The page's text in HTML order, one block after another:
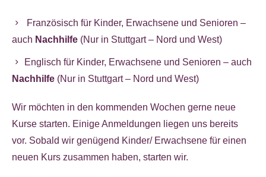
Französisch für Kinder, Erwachsene und Senioren –
auch Nachhilfe (Nur in Stuttgart – Nord und West)
Englisch für Kinder, Erwachsene und Senioren – auch
Nachhilfe (Nur in Stuttgart – Nord und West)
Wir möchten in den kommenden Wochen gerne neue
Kurse starten. Einige Anmeldungen liegen uns bereits
vor. Sobald wir genügend Kinder/ Erwachsene für einen
neuen Kurs zusammen haben, starten wir.